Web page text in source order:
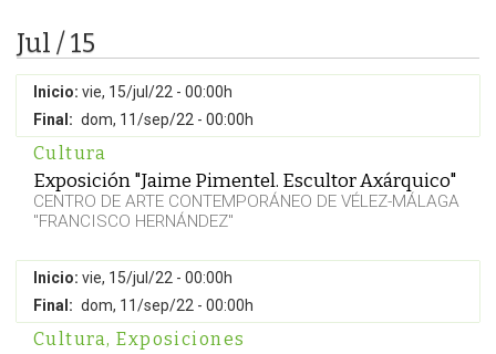
Jul / 15
Inicio: vie, 15/jul/22 - 00:00h
Final: dom, 11/sep/22 - 00:00h
Cultura
Exposición "Jaime Pimentel. Escultor Axárquico"
CENTRO DE ARTE CONTEMPORÁNEO DE VÉLEZ-MÁLAGA
"FRANCISCO HERNÁNDEZ"
Inicio: vie, 15/jul/22 - 00:00h
Final: dom, 11/sep/22 - 00:00h
Cultura, Exposiciones